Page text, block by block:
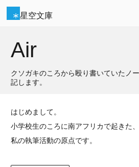
星空文庫
Air
クソガキのころから殴り書いていたノ
記します。
はじめまして。
小学校生のころに南アフリカで起きた
私の執筆活動の原点です。